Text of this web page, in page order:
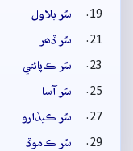
سُر بلاول
سُر ڏھر
سُر ڪاپائتي
سُر آسا
سُر ڪيڏارو
سُر ڪاموڏ